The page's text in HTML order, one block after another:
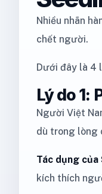
Nhiều nhãn
chết người.
Dưới đây là 4
Lý do 1:
Người Việt
dù trong lòng
Tác dụng của
kích thích